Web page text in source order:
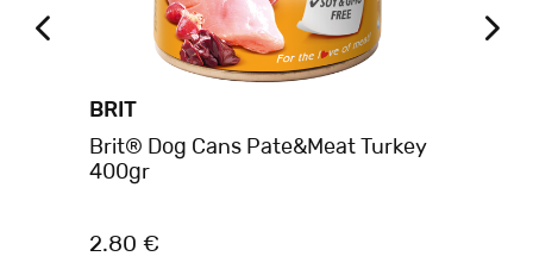
BRIT
Brit® Dog Cans Pate&Meat Turkey
400gr
2.80 €